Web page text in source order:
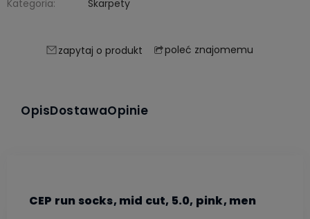
Kategoria:
Skarpety
zapytaj o produkt poleć znajomemu
OpisDostawaOpinie
CEP run socks, mid cut, 5.0, pink, men